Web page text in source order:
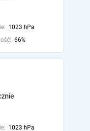
1023 hPa
66%
1023 hPa